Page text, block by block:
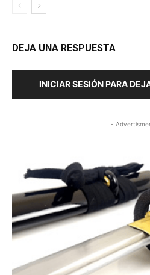
DEJA UNA RESPUESTA
INICIAR SESIÓN PARA
-